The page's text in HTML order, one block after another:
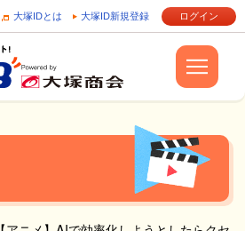
大塚IDとは 大塚ID新規登録 ログイン